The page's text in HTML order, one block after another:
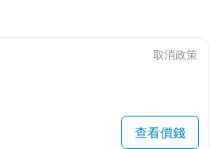
取消政策
查看價錢